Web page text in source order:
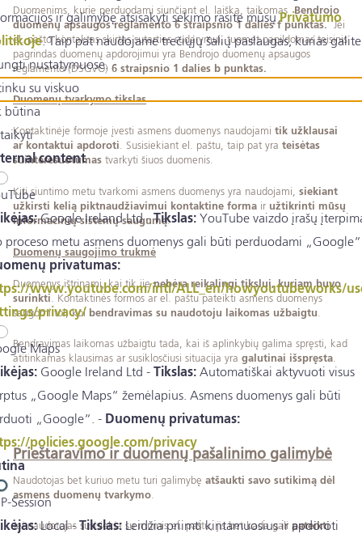
ir galimybę atsisakyti sekimo rasite mūsųPrivatumo
. Taip pat naudojame trečiųjų šalių paslaugas, kurias galite
nustatymuose.
su viskuo
būtina
content
Google Ireland Ltd -Tikslas: YouTube vaizdo įrašų
proceso metu asmens duomenys gali būti perduodami
privatumas:
www.youtube.com/intl/ALL_en/howyoutubeworks/
privacy/
Maps
Google Ireland Ltd - Tikslas: Automatiškai aktyvuoti visus
„Google Maps“ žemėlapius. Asmens duomenys gali būti
„Google“. - Duomenų privatumas:
policies.google.com/privacy
Session
Local - Tikslas: Leidžia priimti kintamuosius ir apdoroti
Duomenims, kurie perduodami siunčiant el. laišką, taikomas Bendrojo
duomenų apsaugos reglamento 6 straipsnio 1 dalies f punktas.Jei
el. pašto kontaktas skirtas sutarties sudarymui, tuomet papildomas teisinis
pagrindas duomenų apdorojimui yra Bendrojo duomenų apsaugos
reglamento (DSGVO) 6 straipsnio 1 dalies b punktas.
Duomenų tvarkymo tikslas
Kontaktinėje formoje įvesti asmens duomenys naudojami tik užklausai
ar kontaktui apdoroti. Susisiekiant el. paštu, taip pat yra teisėtas
suinteresuotumas tvarkyti šiuos duomenis.
Kiti siuntimo metu tvarkomi asmens duomenys yra naudojami, siekiant
užkirsti kelią piktnaudžiavimui kontaktine forma ir užtikrinti mūsų
informacinių sistemų saugumą.
Duomenų saugojimo trukmė
Duomenys ištrinami, kai tik jienebėra reikalingi tikslui, kuriam buvo
surinkti . Kontaktinės formos ar el. paštu pateikti asmens duomenys
saugomi tol, kol bendravimas su naudotoju laikomas užbaigtu
Bendravimas laikomas užbaigtu tada, kai iš aplinkybių galima spręsti, kad
atitinkamas klausimas ar susiklosčiusi situacija yra galutinai išspręsta.
Prieštaravimo ir duomenų pašalinimo galimybė
Naudotojas bet kuriuo metu turi galimybę atšaukti savo sutikimą dėl
asmens duomenų tvarkymo
Jei naudotojas susisiekia su mumis el. paštu, jis bet kada gali pateikti